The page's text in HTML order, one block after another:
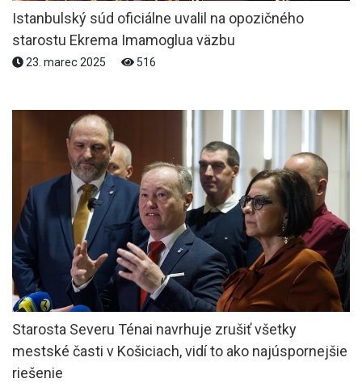
Istanbulský súd oficiálne uvalil na opozičného
starostu Ekrema Imamoglua väzbu
23. marec 2025 516
Starosta Severu Ténai navrhuje zrušiť všetky
mestské časti v Košiciach, vidí to ako najúspornejšie
riešenie